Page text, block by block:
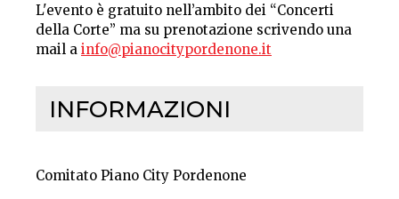
L'evento è gratuito nell’ambito dei “Concerti
della Corte” ma su prenotazione scrivendo una
mail a info@pianocitypordenone.it
INFORMAZIONI
Comitato Piano City Pordenone